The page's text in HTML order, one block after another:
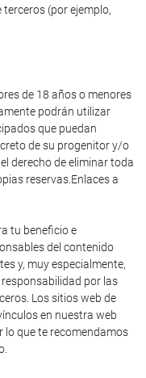
(por ejemplo,
de 18 años o menores
podrán utilizar
que puedan
de su progenitor y/o
derecho de eliminar toda
reservas.Enlaces a
tu beneficio e
del contenido
y, muy especialmente,
por las
Los sitios web de
en nuestra web
lo que te recomendamos